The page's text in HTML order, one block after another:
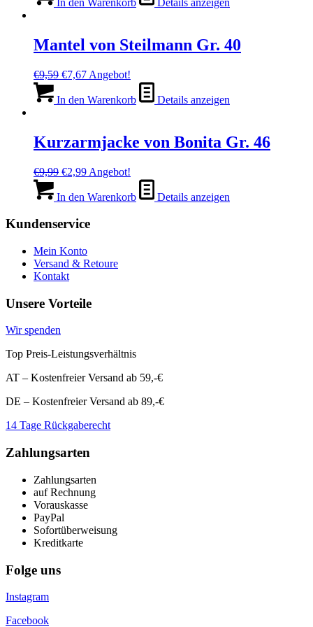
In den Warenkorb Details anzeigen
Mantel von Steilmann Gr. 40
€9,59 Ursprünglicher
war:
€7,67Aktueller
ist:
Angebot!
In den Warenkorb Details anzeigen
Kurzarmjacke von Bonita Gr. 46
€9,99 Ursprünglicher
war:
€2,99Aktueller
ist:
Angebot!
In den Warenkorb Details anzeigen
Kundenservice
Mein Konto
Versand & Retoure
Kontakt
Unsere Vorteile
Wir spenden
Top Preis-Leistungsverhältnis
AT – Kostenfreier Versand ab 59,-€
DE – Kostenfreier Versand ab 89,-€
14 Tage Rückgaberecht
Zahlungsarten
Zahlungsarten
auf Rechnung
Vorauskasse
PayPal
Sofortüberweisung
Kreditkarte
Folge uns
Instagram
Facebook